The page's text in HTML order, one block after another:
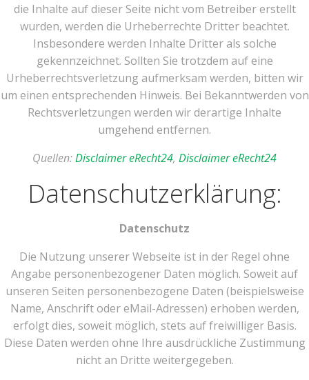
die Inhalte auf dieser Seite nicht vom Betreiber erstellt
wurden, werden die Urheberrechte Dritter beachtet.
Insbesondere werden Inhalte Dritter als solche
gekennzeichnet. Sollten Sie trotzdem auf eine
Urheberrechtsverletzung aufmerksam werden, bitten wir
um einen entsprechenden Hinweis. Bei Bekanntwerden von
Rechtsverletzungen werden wir derartige Inhalte
umgehend entfernen.
Quellen:Disclaimer eRecht24, Disclaimer eRecht24
Datenschutzerklärung:
Datenschutz
Die Nutzung unserer Webseite ist in der Regel ohne
Angabe personenbezogener Daten möglich. Soweit auf
unseren Seiten personenbezogene Daten (beispielsweise
Name, Anschrift oder eMail-Adressen) erhoben werden,
erfolgt dies, soweit möglich, stets auf freiwilliger Basis.
Diese Daten werden ohne Ihre ausdrückliche Zustimmung
nicht an Dritte weitergegeben.